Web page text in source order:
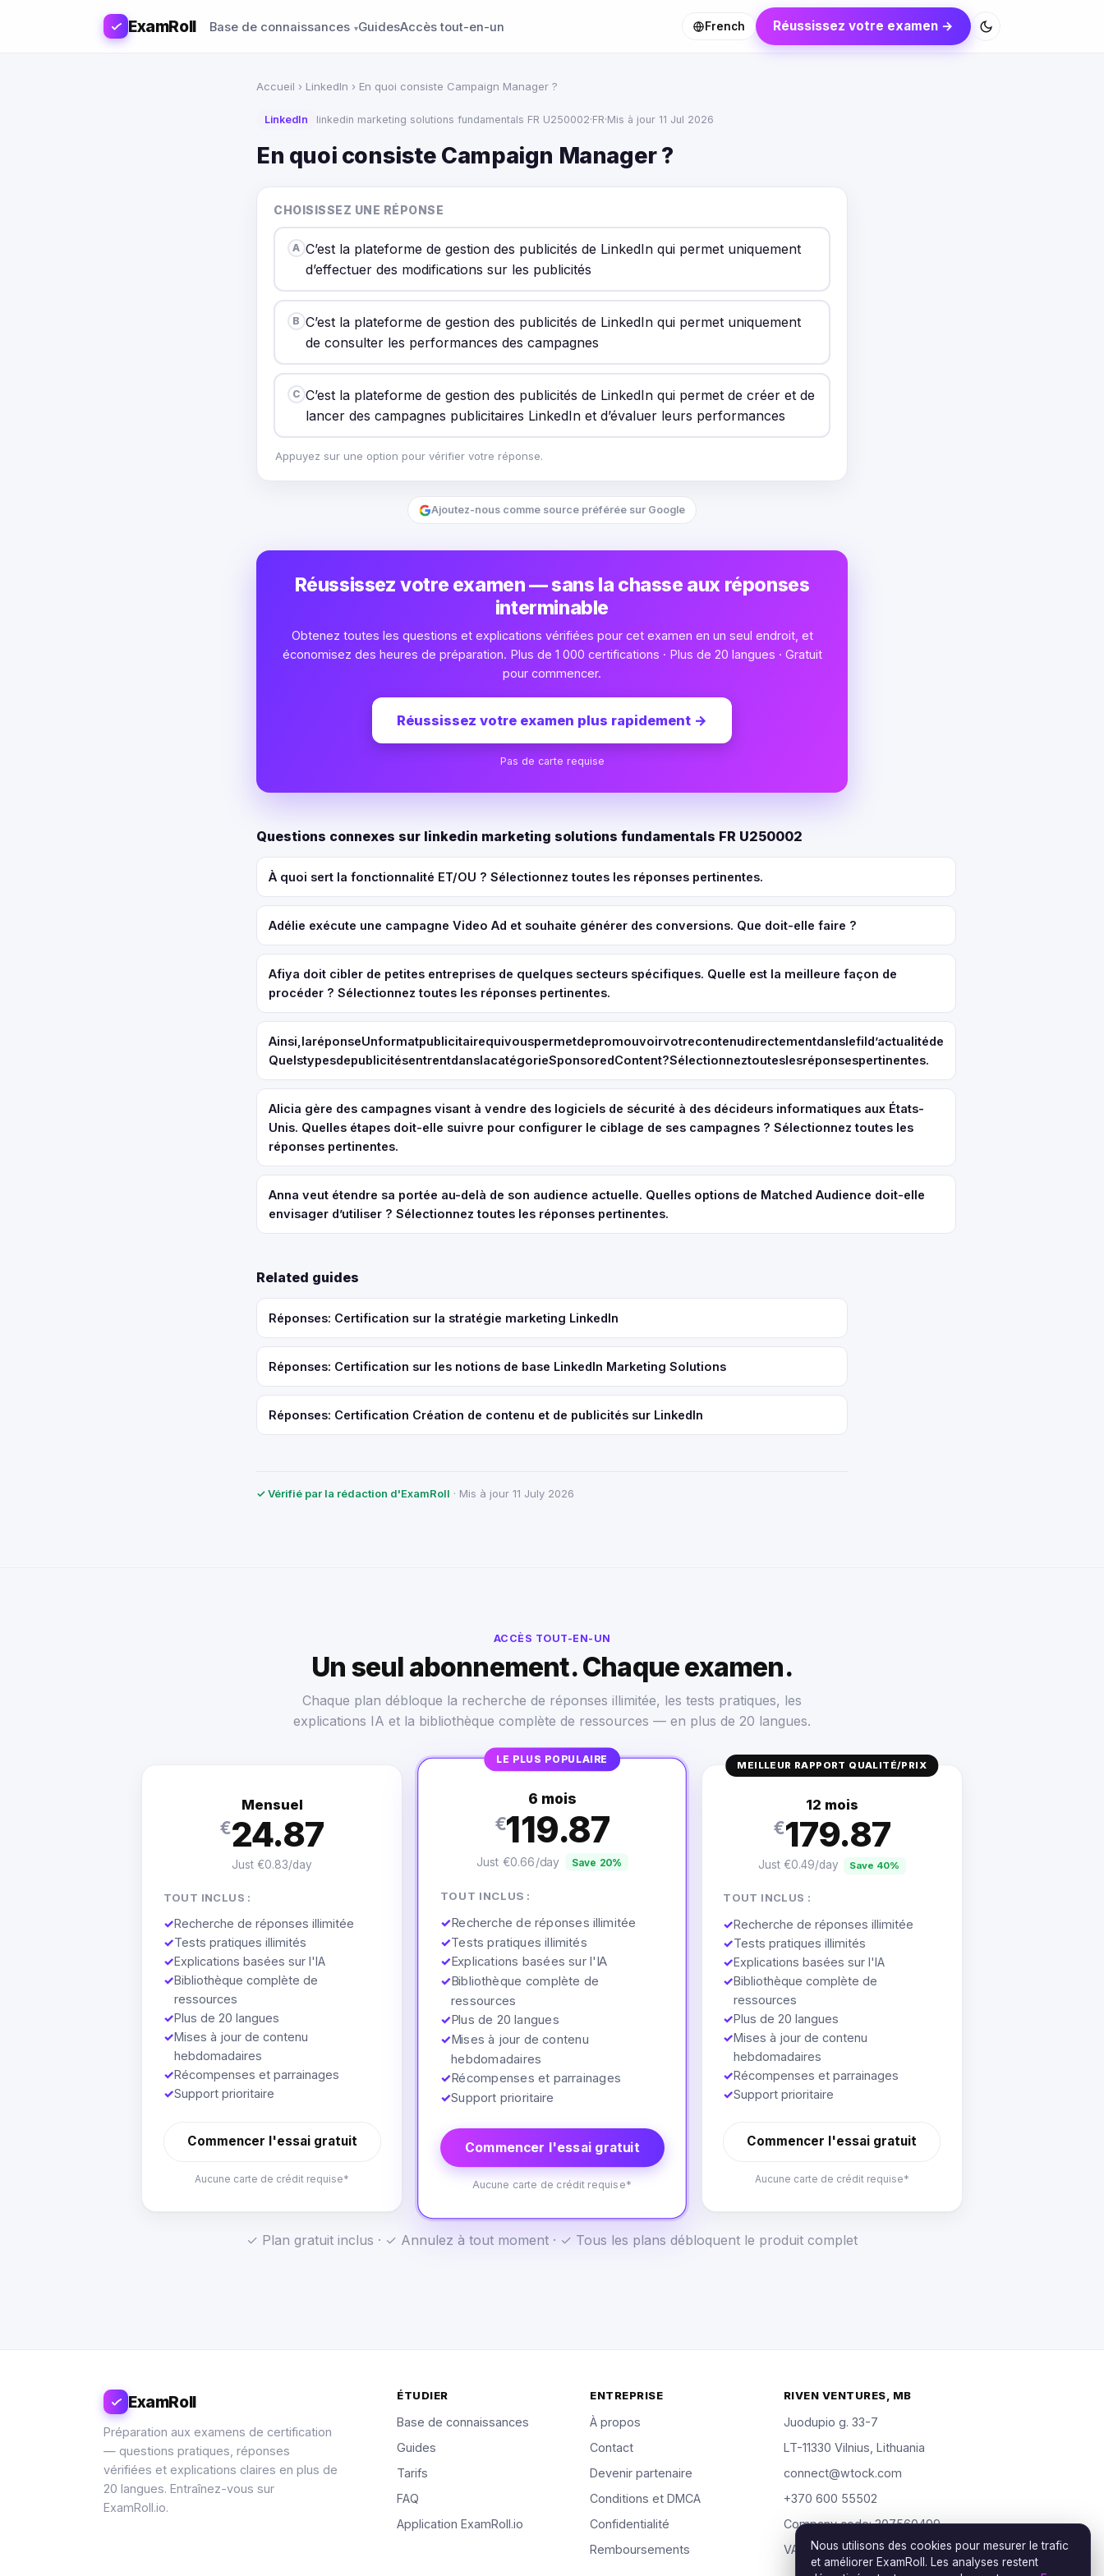
ExamRoll Base de connaissances GuidesAccès tout-en-un French Réussissez votre examen →
Accueil › LinkedIn › En quoi consiste Campaign Manager ?
LinkedIn linkedin marketing solutions fundamentals FR U250002·FR·Mis à jour 11 Jul 2026
En quoi consiste Campaign Manager ?
CHOISISSEZ UNE RÉPONSE
A C’est la plateforme de gestion des publicités de LinkedIn qui permet uniquement
d’effectuer des modifications sur les publicités
B C’est la plateforme de gestion des publicités de LinkedIn qui permet uniquement
de consulter les performances des campagnes
C C’est la plateforme de gestion des publicités de LinkedIn qui permet de créer et de
lancer des campagnes publicitaires LinkedIn et d’évaluer leurs performances
Appuyez sur une option pour vérifier votre réponse.
Ajoutez-nous comme source préférée sur Google
Réussissez votre examen — sans la chasse aux réponses
interminable
Obtenez toutes les questions et explications vérifiées pour cet examen en un seul endroit, et
économisez des heures de préparation. Plus de 1 000 certifications · Plus de 20 langues · Gratuit
pour commencer.
Réussissez votre examen plus rapidement →
Pas de carte requise
Questions connexes sur linkedin marketing solutions fundamentals FR U250002
À quoi sert la fonctionnalité ET/OU ? Sélectionnez toutes les réponses pertinentes.
Adélie exécute une campagne Video Ad et souhaite générer des conversions. Que doit-elle faire ?
Afiya doit cibler de petites entreprises de quelques secteurs spécifiques. Quelle est la meilleure façon de
procéder ? Sélectionnez toutes les réponses pertinentes.
Ainsi,laréponseUnformatpublicitairequivouspermetdepromouvoirvotrecontenudirectementdanslefild’actualitéde
QuelstypesdepublicitésentrentdanslacatégorieSponsoredContent?Sélectionneztouteslesréponsespertinentes.
Alicia gère des campagnes visant à vendre des logiciels de sécurité à des décideurs informatiques aux États-
Unis. Quelles étapes doit-elle suivre pour configurer le ciblage de ses campagnes ? Sélectionnez toutes les
réponses pertinentes.
Anna veut étendre sa portée au-delà de son audience actuelle. Quelles options de Matched Audience doit-elle
envisager d’utiliser ? Sélectionnez toutes les réponses pertinentes.
Related guides
Réponses: Certification sur la stratégie marketing LinkedIn
Réponses: Certification sur les notions de base LinkedIn Marketing Solutions
Réponses: Certification Création de contenu et de publicités sur LinkedIn
✓ Vérifié par la rédaction d'ExamRoll · Mis à jour 11 July 2026
ACCÈS TOUT-EN-UN
Un seul abonnement. Chaque examen.
Chaque plan débloque la recherche de réponses illimitée, les tests pratiques, les
explications IA et la bibliothèque complète de ressources — en plus de 20 langues.
Mensuel
€24.87
Just €0.83/day
TOUT INCLUS :
✓Recherche de réponses illimitée
✓Tests pratiques illimités
✓Explications basées sur l'IA
✓Bibliothèque complète de
ressources
✓Plus de 20 langues
✓Mises à jour de contenu
hebdomadaires
✓Récompenses et parrainages
✓Support prioritaire
Commencer l'essai gratuit
Aucune carte de crédit requise*
LE PLUS POPULAIRE
6 mois
€119.87
Just €0.66/day Save 20%
TOUT INCLUS :
✓Recherche de réponses illimitée
✓Tests pratiques illimités
✓Explications basées sur l'IA
✓Bibliothèque complète de
ressources
✓Plus de 20 langues
✓Mises à jour de contenu
hebdomadaires
✓Récompenses et parrainages
✓Support prioritaire
Commencer l'essai gratuit
Aucune carte de crédit requise*
MEILLEUR RAPPORT QUALITÉ/PRIX
12 mois
€179.87
Just €0.49/day Save 40%
TOUT INCLUS :
✓Recherche de réponses illimitée
✓Tests pratiques illimités
✓Explications basées sur l'IA
✓Bibliothèque complète de
ressources
✓Plus de 20 langues
✓Mises à jour de contenu
hebdomadaires
✓Récompenses et parrainages
✓Support prioritaire
Commencer l'essai gratuit
Aucune carte de crédit requise*
✓ Plan gratuit inclus · ✓ Annulez à tout moment · ✓ Tous les plans débloquent le produit complet
ExamRoll
Préparation aux examens de certification
— questions pratiques, réponses
vérifiées et explications claires en plus de
20 langues. Entraînez-vous sur
ExamRoll.io.
ÉTUDIER
Base de connaissances
Guides
Tarifs
FAQ
Application ExamRoll.io
ENTREPRISE
À propos
Contact
Devenir partenaire
Conditions et DMCA
Confidentialité
Remboursements
RIVEN VENTURES, MB
Juodupio g. 33-7
LT-11330 Vilnius, Lithuania
connect@wtock.com
+370 600 55502
Company code: 307560499
VAT: LT100019904318
Nous utilisons des cookies pour mesurer le trafic
et améliorer ExamRoll. Les analyses restent